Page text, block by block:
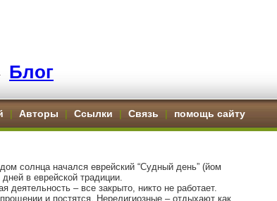
Блог
| Авторы | Ссылки | Связь | помощь сайту
солнца начался еврейский “Судный день” (йом
в еврейской традиции.
деятельность – все закрыто, никто не работает.
и постятся. Нерелигиозные – отдыхают как